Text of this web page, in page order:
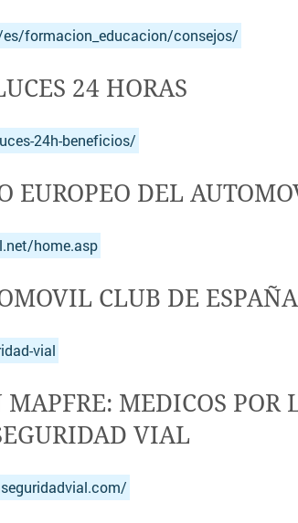
formacion_educacion/consejos/
24 HORAS
24h-beneficios/
EUROPEO DEL
home.asp
CLUB DE ESPAÑA
vial
MEDICOS POR
VIAL